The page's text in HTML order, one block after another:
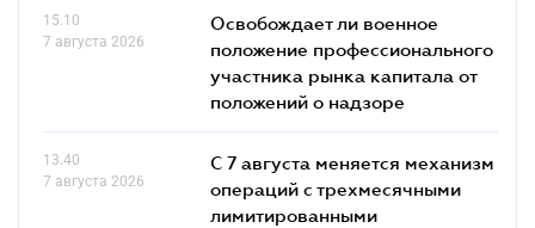
15.10
7 августа 2026
Освобождает ли военное
положение профессионального
участника рынка капитала от
положений о надзоре
13.40
7 августа 2026
С 7 августа меняется механизм
операций с трехмесячными
лимитированными